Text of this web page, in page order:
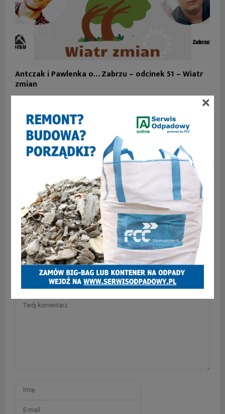
Antczak i Pawlenka o… Zabrzu – odcinek 51 – Wiatr
zmian
Nie żyje skarbnik miasta Piotr Barczyk
SKOMENTUJ
×